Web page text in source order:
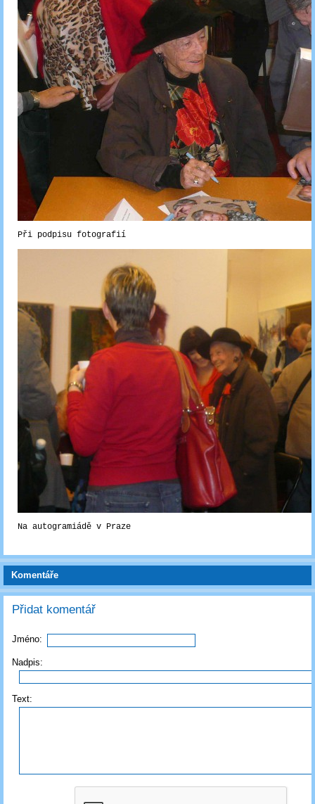
Při podpisu fotografií
Na autogramiádě v Praze
Komentáře
Přidat komentář
Jméno:
Nadpis:
Text: